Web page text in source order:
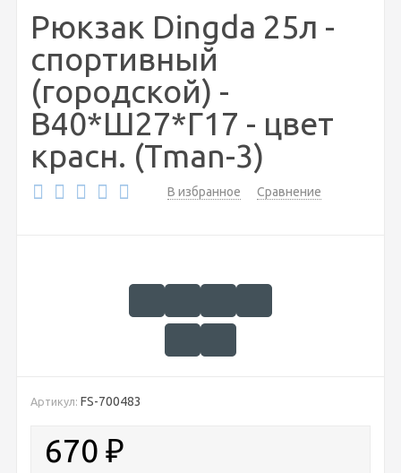
Рюкзак Dingda 25л -
спортивный
(городской) -
В40*Ш27*Г17 - цвет
красн. (Tman-3)
В избранное Сравнение
Артикул: FS-700483
670 ₽